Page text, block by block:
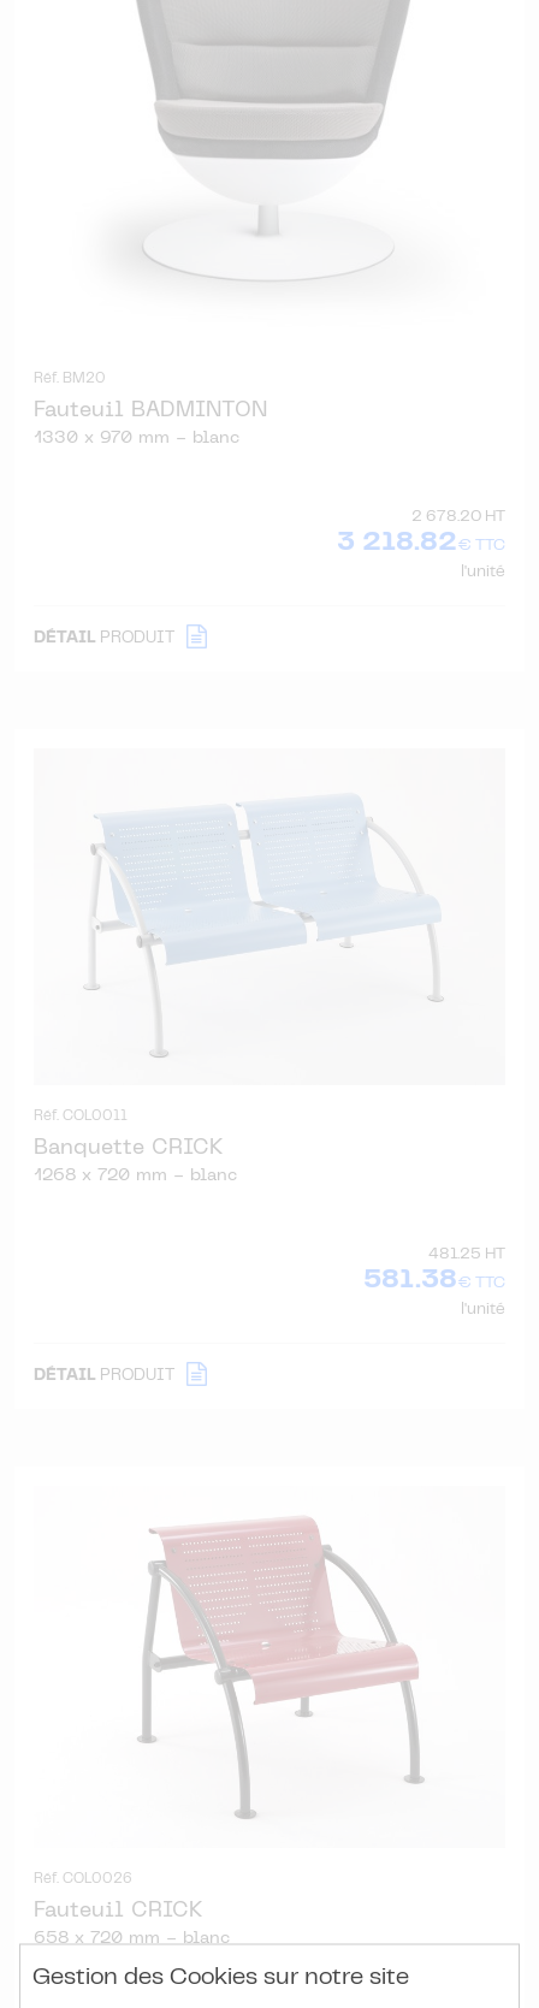
Réf. BM20
Fauteuil BADMINTON
1330 x 970 mm - blanc
2 678.20 HT
3 218.82€ TTC
l'unité
DÉTAIL PRODUIT
Réf. COL0011
Banquette CRICK
1268 x 720 mm - blanc
481.25 HT
581.38€ TTC
l'unité
DÉTAIL PRODUIT
Réf. COL0026
Fauteuil CRICK
658 x 720 mm - blanc
Gestion des Cookies sur notre site